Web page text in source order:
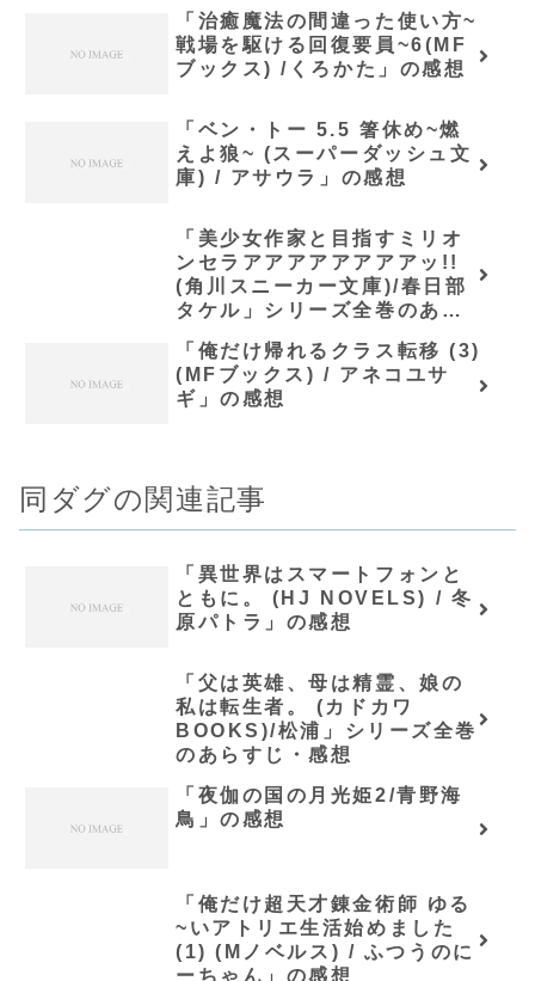
「治癒魔法の間違った使い方~
戦場を駆ける回復要員~6(MF
ブックス) /くろかた」の感想
「ベン・トー 5.5 箸休め~燃
えよ狼~ (スーパーダッシュ文
庫) / アサウラ」の感想
「美少女作家と目指すミリオ
ンセラアアアアアアアアッ!!
(角川スニーカー文庫)/春日部
タケル」シリーズ全巻のあら
「俺だけ帰れるクラス転移 (3)
(MFブックス) / アネコユサ
ギ」の感想
同ダグの関連記事
「異世界はスマートフォンと
ともに。 (HJ NOVELS) / 冬
原パトラ」の感想
「父は英雄、母は精霊、娘の
私は転生者。 (カドカワ
BOOKS)/松浦」シリーズ全巻
のあらすじ・感想
「夜伽の国の月光姫2/青野海
鳥」の感想
「俺だけ超天才錬金術師 ゆる
~いアトリエ生活始めました
(1) (Mノベルス) / ふつうのに
ーちゃん」の感想